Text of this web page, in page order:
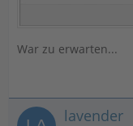
War zu erwarten...
lavender